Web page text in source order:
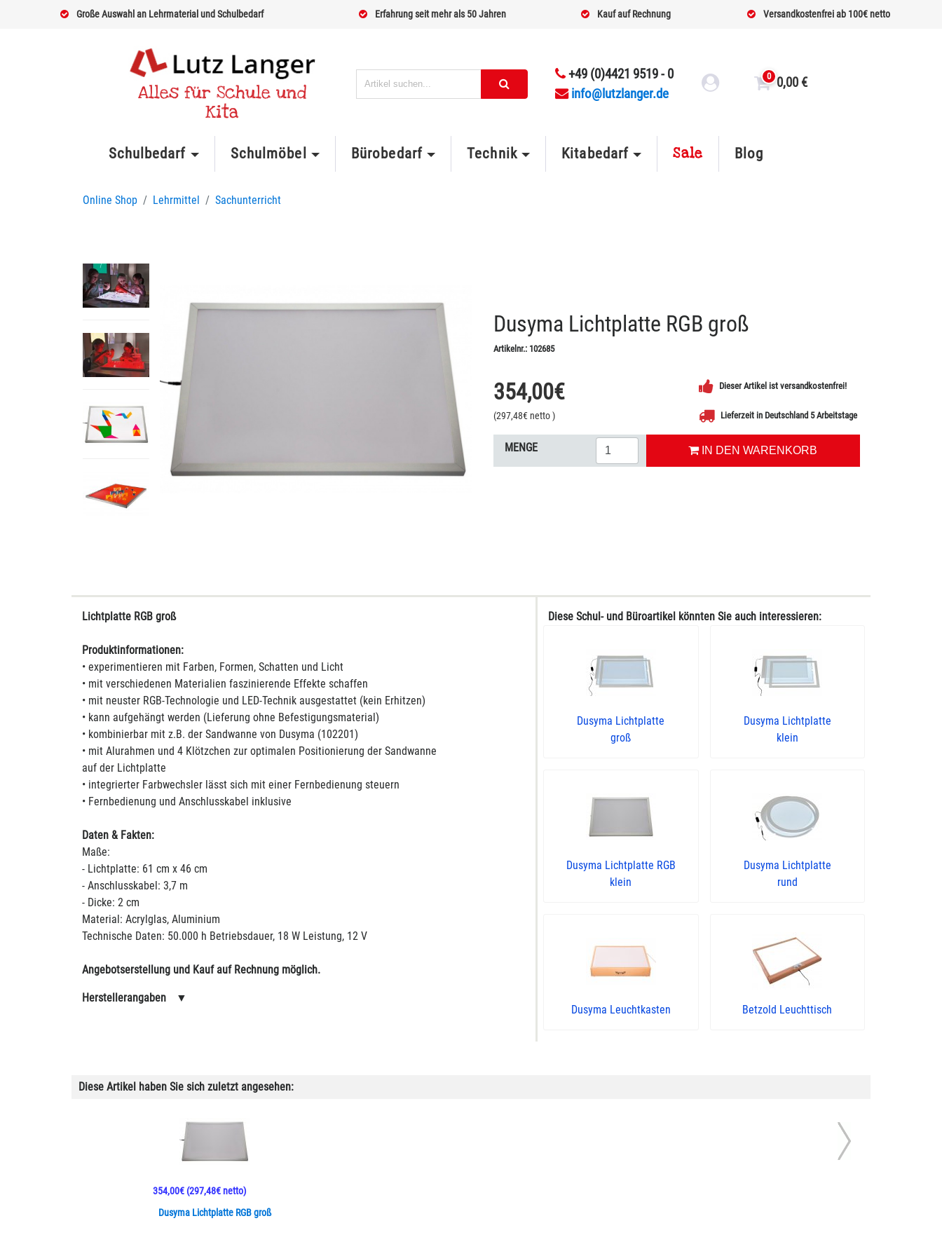
Große Auswahl an Lehrmaterial und Schulbedarf Erfahrung seit mehr als 50 Jahren Kauf auf Rechnung Versandkostenfrei ab 100€ netto
Alles für Schule und
Kita
+49 (0)4421 9519 - 0
info@lutzlanger.de
0 0,00 €
Schulbedarf Schulmöbel Bürobedarf Technik Kitabedarf Sale Blog
Online Shop Lehrmittel Sachunterricht
Dusyma Lichtplatte RGB groß
Artikelnr.: 102685
354,00€
(297,48€ netto)
Dieser Artikel ist versandkostenfrei!
Lieferzeit in Deutschland 5 Arbeitstage
MENGE IN DEN WARENKORB
Lichtplatte RGB groß
Produktinformationen:
• experimentieren mit Farben, Formen, Schatten und Licht
• mit verschiedenen Materialien faszinierende Effekte schaffen
• mit neuster RGB-Technologie und LED-Technik ausgestattet (kein Erhitzen)
• kann aufgehängt werden (Lieferung ohne Befestigungsmaterial)
• kombinierbar mit z.B. der Sandwanne von Dusyma (102201)
• mit Alurahmen und 4 Klötzchen zur optimalen Positionierung der Sandwanne
auf der Lichtplatte
• integrierter Farbwechsler lässt sich mit einer Fernbedienung steuern
• Fernbedienung und Anschlusskabel inklusive
Daten & Fakten:
Maße:
- Lichtplatte: 61 cm x 46 cm
- Anschlusskabel: 3,7 m
- Dicke: 2 cm
Material: Acrylglas, Aluminium
Technische Daten: 50.000 h Betriebsdauer, 18 W Leistung, 12 V
Angebotserstellung und Kauf auf Rechnung möglich.
Herstellerangaben ▼
Diese Schul- und Büroartikel könnten Sie auch interessieren:
Dusyma Lichtplatte
groß
Dusyma Lichtplatte
klein
Dusyma Lichtplatte RGB
klein
Dusyma Lichtplatte
rund
Dusyma Leuchtkasten Betzold Leuchttisch
Diese Artikel haben Sie sich zuletzt angesehen:
Dusyma Lichtplatte RGB groß
354,00€(297,48€ netto)